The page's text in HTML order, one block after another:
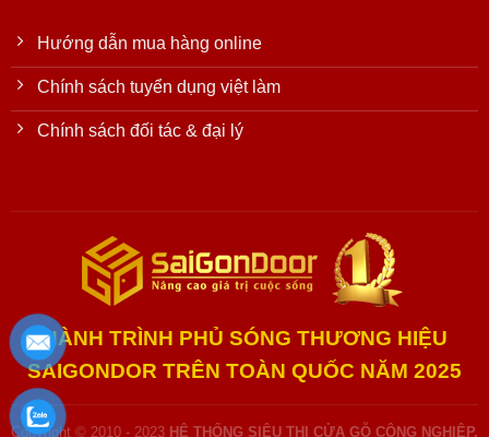
Hướng dẫn mua hàng online
Chính sách tuyển dụng việt làm
Chính sách đối tác & đại lý
HÀNH TRÌNH PHỦ SÓNG THƯƠNG HIỆU
SAIGONDOR TRÊN TOÀN QUỐC NĂM 2025
Copyright © 2010 - 2023 HỆ THỐNG SIÊU THỊ CỬA GỖ CÔNG NGHIỆP,